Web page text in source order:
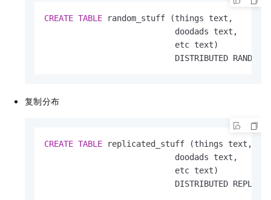
CREATE TABLE random_stuff (things text,
                           doodads text,
                           etc text)
DISTRIBUTED
复制分布
CREATE TABLE replicated_stuff (things text,
                           doodads text,
                           etc text)
DISTRIBUTED